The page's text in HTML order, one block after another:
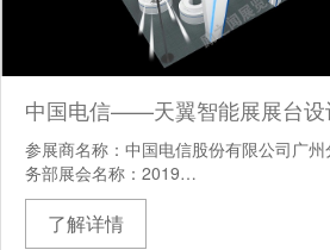
参展商名称：中国电信股份有限公司广
务部展会名称：2019…
了解详情